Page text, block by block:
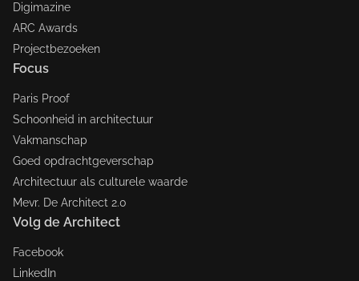
Digimazine
ARC Awards
Projectbezoeken
Focus
Paris Proof
Schoonheid in architectuur
Vakmanschap
Goed opdrachtgeverschap
Architectuur als culturele waarde
Mevr. De Architect 2.0
Volg de Architect
Facebook
LinkedIn